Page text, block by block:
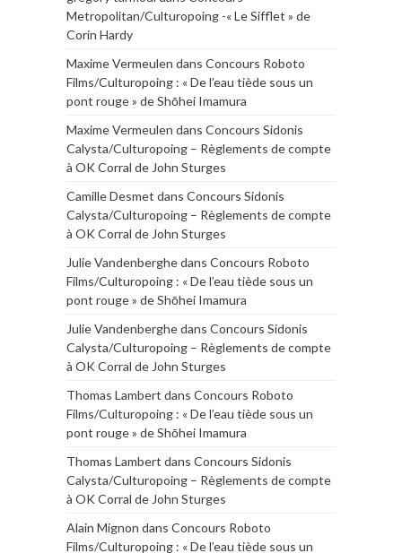
Metropolitan/Culturopoing -« Le Sifflet » de
Corin Hardy
Maxime Vermeulen dans Concours Roboto
Films/Culturopoing : « De l’eau tiède sous un
pont rouge » de Shōhei Imamura
Maxime Vermeulen dans Concours Sidonis
Calysta/Culturopoing – Règlements de compte
à OK Corral de John Sturges
Camille Desmet dans Concours Sidonis
Calysta/Culturopoing – Règlements de compte
à OK Corral de John Sturges
Julie Vandenberghedans Concours Roboto
Films/Culturopoing : « De l’eau tiède sous un
pont rouge » de Shōhei Imamura
Julie Vandenberghedans Concours Sidonis
Calysta/Culturopoing – Règlements de compte
à OK Corral de John Sturges
Thomas Lambert dans Concours Roboto
Films/Culturopoing : « De l’eau tiède sous un
pont rouge » de Shōhei Imamura
Thomas Lambert dans Concours Sidonis
Calysta/Culturopoing – Règlements de compte
à OK Corral de John Sturges
Alain Mignon dans Concours Roboto
Films/Culturopoing : « De l’eau tiède sous un